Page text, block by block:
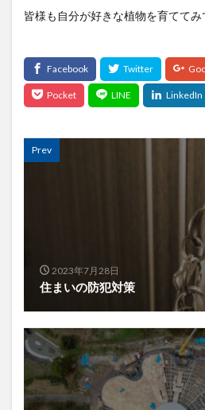
皆様も自分が好きな植物を育てて
Prev
2023年7月28日
住まいの防犯対策